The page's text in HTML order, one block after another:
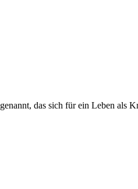
genannt, das sich für ein Leben als